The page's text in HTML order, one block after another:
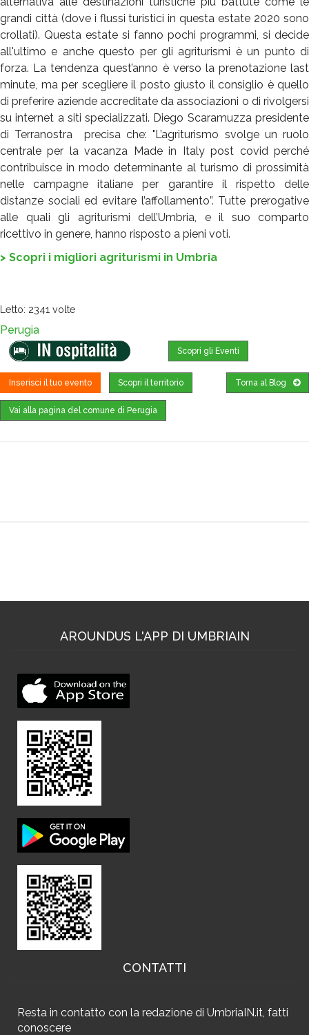
grandi città (dove i flussi turistici in questa estate 2020 sono
crollati). Questa estate si fanno pochi programmi, si decide
all'ultimo e anche questo per gli agriturismi è un punto di
forza. La tendenza quest’anno è verso la prenotazione last
minute, ma per scegliere il posto giusto il consiglio è quello
di preferire aziende accreditate da associazioni o di rivolgersi
su internet a siti specializzati. Diego Scaramuzza presidente
di Terranostra precisa che: "L’agriturismo svolge un ruolo
centrale per la vacanza Made in Italy post covid perché
contribuisce in modo determinante al turismo di prossimità
nelle campagne italiane per garantire il rispetto delle
distanze sociali ed evitare l’affollamento”. Tutte prerogative
alle quali gli agriturismi dell’Umbria, e il suo comparto
ricettivo in genere, hanno risposto a pieni voti.
> Scopri i migliori agriturismi in Umbria
Letto: 2341 volte
Perugia
Scopri gli Eventi
Inserisci il tuo evento Scopri il territorio Torna al Blog
Vai alla pagina del comune di Perugia
AROUNDUS L'APP DI UMBRIAIN
CONTATTI
Resta in contatto con la redazione di UmbriaIN.it, fatti
conoscere